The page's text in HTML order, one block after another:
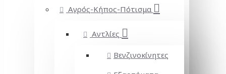
Αγρός-Κήπος-Πότισμα
Αντλίες
Βενζινοκίνητες